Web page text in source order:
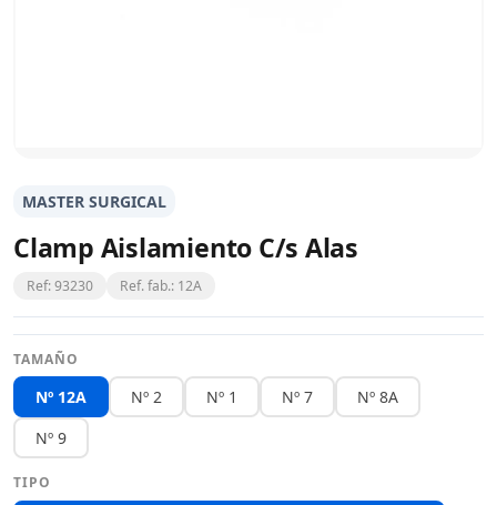
MASTER SURGICAL
Clamp Aislamiento C/s Alas
Ref: 93230 Ref. fab.: 12A
TAMAÑO
Nº 12A Nº 2 Nº 1 Nº 7
Nº 8A
Nº 9
TIPO